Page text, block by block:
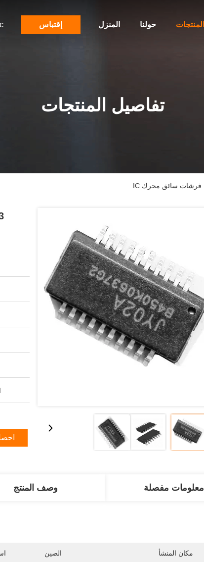
المنزل حولنا المنتجات إقتباس
تفاصيل المنتجات
معلومات مفصلة وصف المنتج
مكان المنشأ الصين